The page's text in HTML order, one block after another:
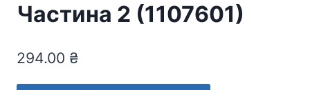
Частина 2 (1107601)
294.00 ₴